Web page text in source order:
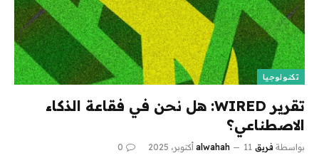
تكنولوجيا
تقرير WIRED: هل نحن في فقاعة الذكاء
الاصطناعي؟
بواسطة فريق alwahah 11 أكتوبر، 2025 0